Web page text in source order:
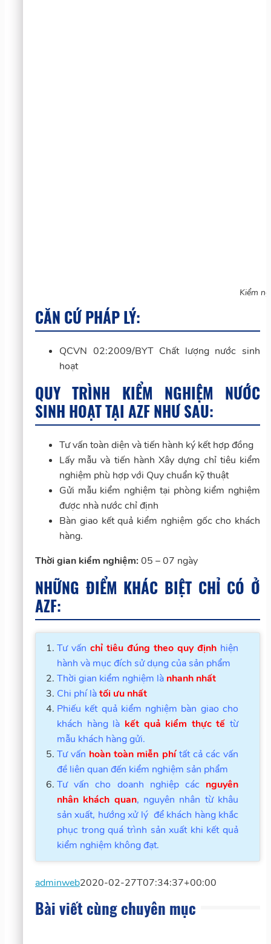
Kiểm
CĂN CỨ PHÁP LÝ:
QCVN 02:2009/BYT Chất lượng nước sinh
hoạt
QUY TRÌNH KIỂM NGHIỆM NƯỚC
SINH HOẠT TẠI AZF NHƯ SAU:
Tư vấn toàn diện và tiến hành ký kết hợp đồng
Lấy mẫu và tiến hành Xây dựng chỉ tiêu kiểm
nghiệm phù hợp với Quy chuẩn kỹ thuật
Gửi mẫu kiểm nghiệm tại phòng kiểm nghiệm
được nhà nước chỉ định
Bàn giao kết quả kiểm nghiệm gốc cho khách
hàng.
Thời gian kiểm nghiệm: 05 – 07 ngày
NHỮNG ĐIỂM KHÁC BIỆT CHỈ CÓ Ở
AZF:
Tư vấn chỉ tiêu đúng theo quy định hiện
hành và mục đích sử dụng của sản phẩm
Thời gian kiểm nghiệm là nhanh nhất
Chi phí làtối ưu nhất
Phiếu kết quả kiểm nghiệm bàn giao cho
khách hàng là kết quả kiểm thực tế từ
mẫu khách hàng gửi.
Tư vấn hoàn toàn miễn phí tất cả các vấn
đề liên quan đến kiểm nghiệm sản phẩm
Tư vấn cho doanh nghiệp các nguyên
nhân khách quan, nguyên nhân từ khâu
sản xuất, hướng xử lý để khách hàng khắc
phục trong quá trình sản xuất khi kết quả
kiểm nghiệm không đạt.
adminweb2020-02-27T07:34:37+00:00
Bài viết cùng chuyên mục